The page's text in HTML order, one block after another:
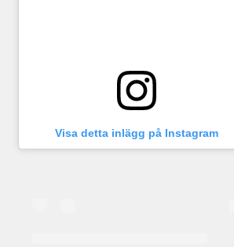
Visa detta inlägg på Instagram